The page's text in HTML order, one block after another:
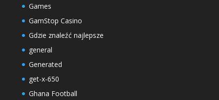
Games
GamStop Casino
Gdzie znaleźć najlepsze
general
Generated
get-x-650
Ghana Football